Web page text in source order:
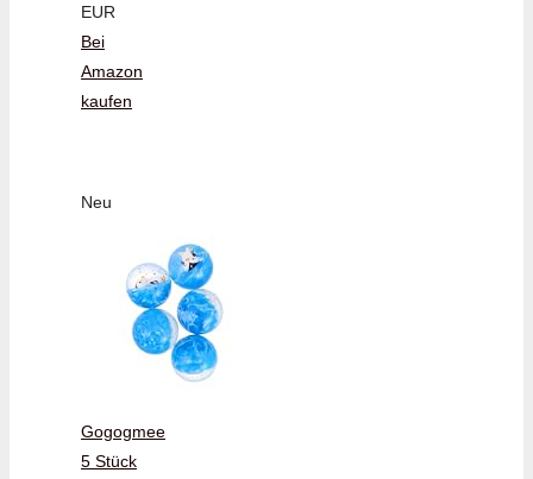
EUR
Bei
Amazon
kaufen
Neu
Gogogmee
5 Stück